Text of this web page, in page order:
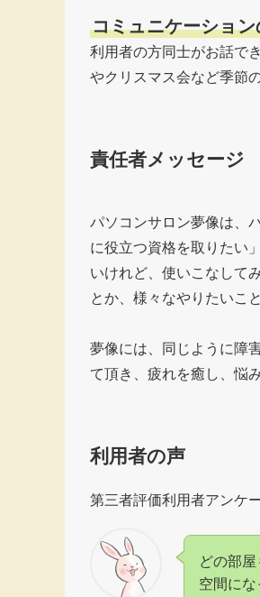
コミュニケーショ
利用者の方同士がお話で
やクリスマス会など季節
責任者メッセージ
パソコンサロン夢像は、
に役立つ資格を取りたい
いけれど、使いこなして
とか、様々なやりたいこ
夢像には、同じように障
て頂き、疲れを癒し、悩
利用者の声
第三者評価利用者アンケ
どの部
空間にな